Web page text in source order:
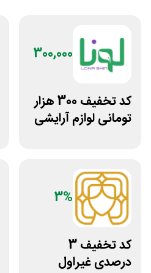
300,000
کد تخفیف 300 هزار
تومانی لوازم آرایشی
3%
کد تخفیف 3
درصدی غیراول